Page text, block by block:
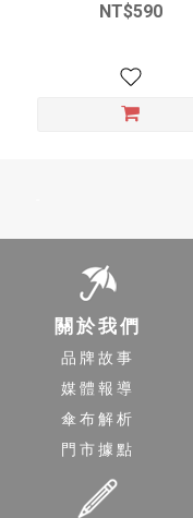
NT$590
關於我們
品牌故事
媒體報導
傘布解析
門市據點